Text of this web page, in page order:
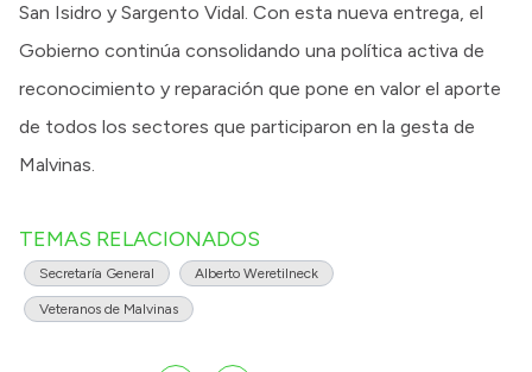
San Isidro y Sargento Vidal. Con esta nueva entrega, el
Gobierno continúa consolidando una política activa de
reconocimiento y reparación que pone en valor el aporte
de todos los sectores que participaron en la gesta de
Malvinas.
TEMAS RELACIONADOS
Secretaría General Alberto Weretilneck
Veteranos de Malvinas